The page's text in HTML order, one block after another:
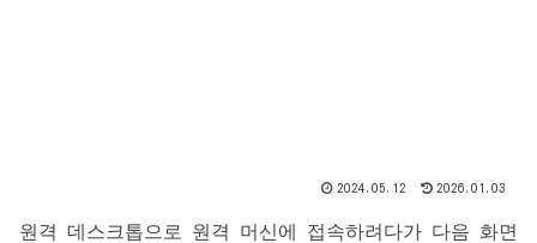
2024.05.12 2026.01.03
원격 데스크톱으로 원격 머신에 접속하려다가 다음 화면